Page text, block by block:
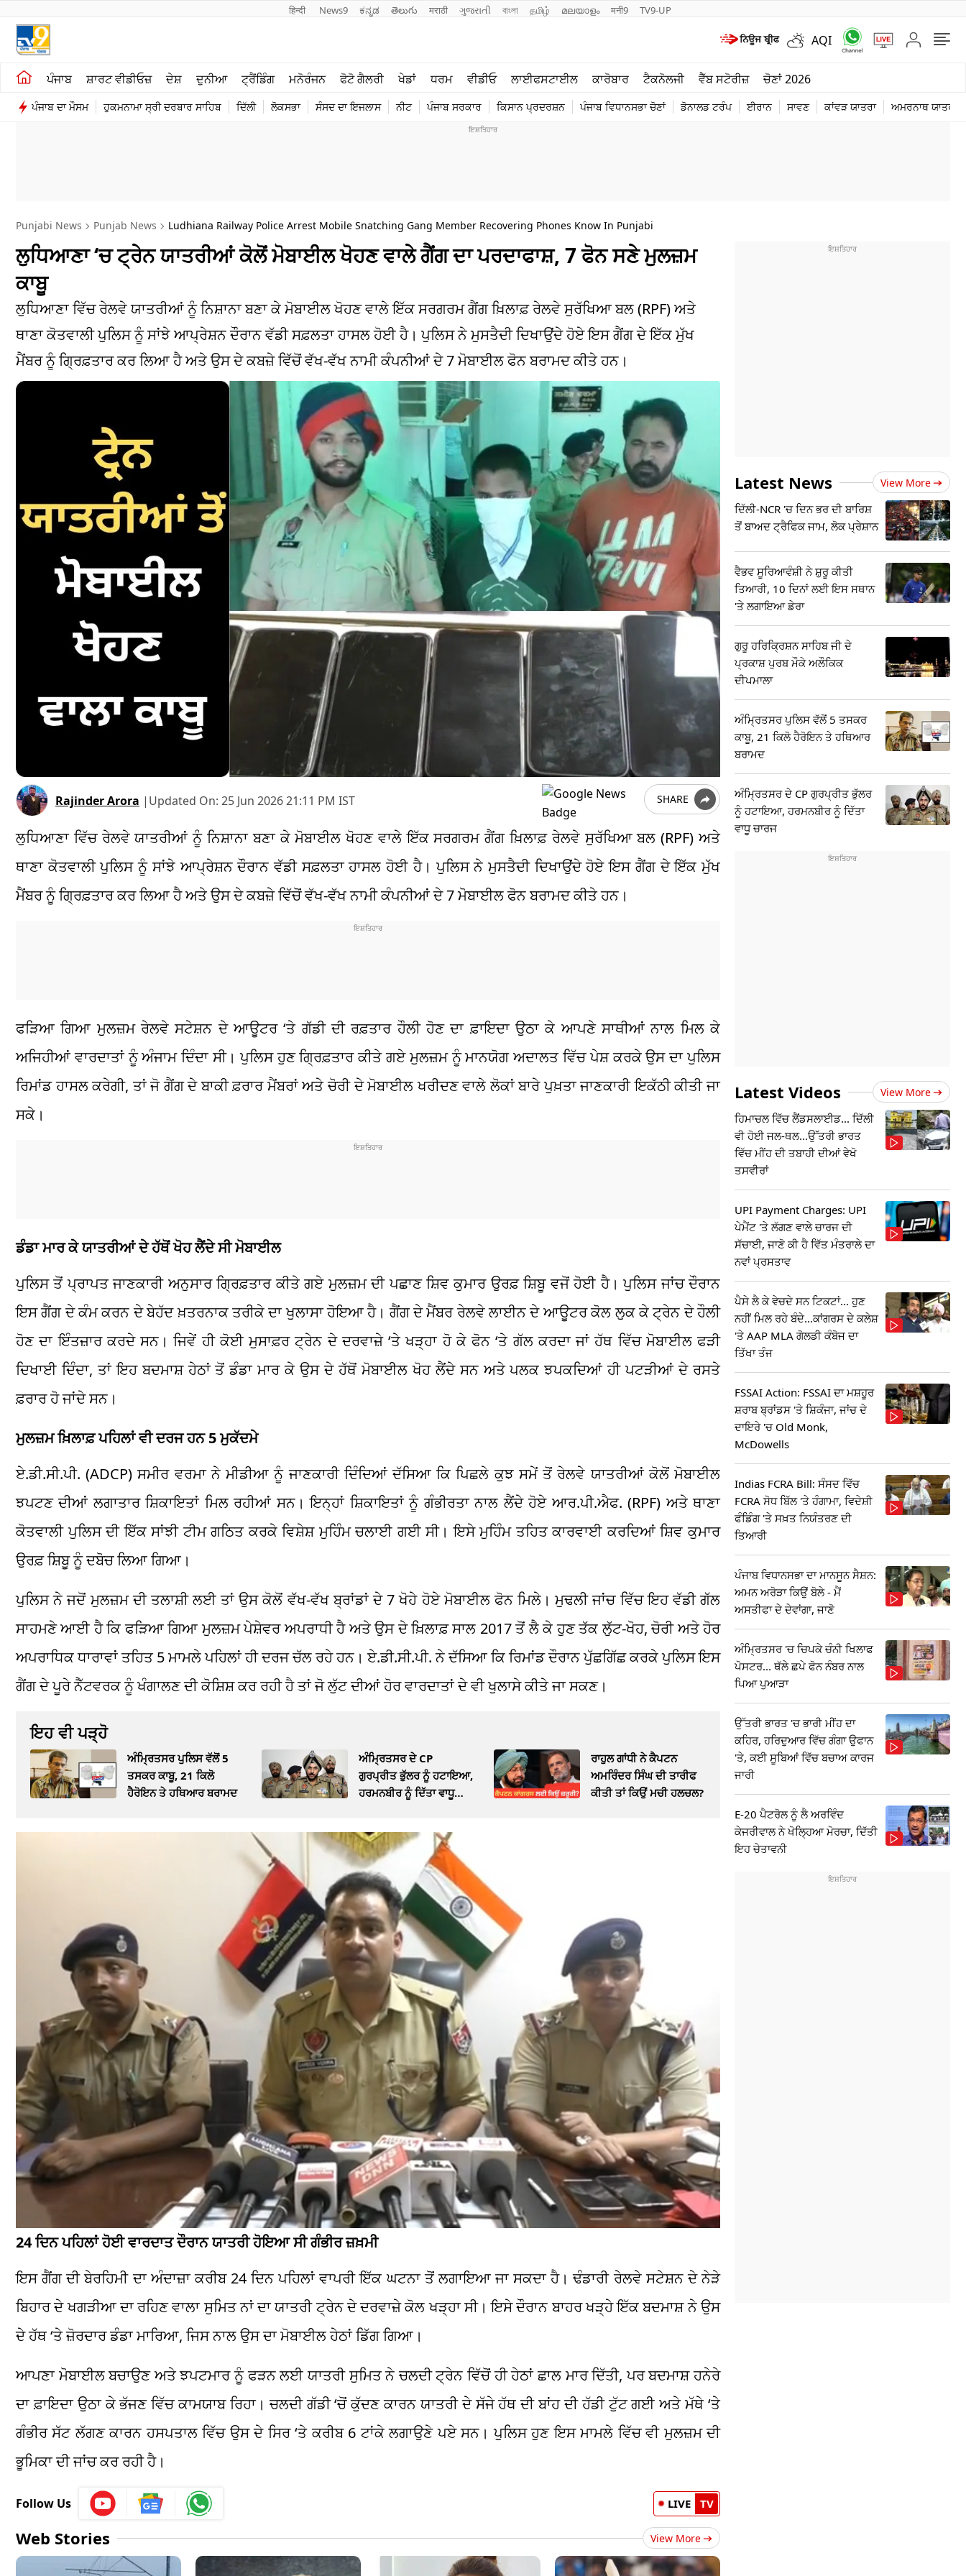
हिन्दी News9 ಕನ್ನಡ తెలుగు मराठी ગુજરાતી বাংলা தமிழ் മലയാളം मनी9 TV9-UP
AQI
ਪੰਜਾਬ ਸ਼ਾਰਟ ਵੀਡੀਓਜ਼ ਦੇਸ਼ ਦੁਨੀਆ ਟ੍ਰੈਂਡਿੰਗ ਮਨੋਰੰਜਨ ਫੋਟੋ ਗੈਲਰੀ ਖੇਡਾਂ ਧਰਮ ਵੀਡੀਓ ਲਾਈਫਸਟਾਈਲ ਕਾਰੋਬਾਰ ਟੈਕਨੋਲਜੀ ਵੈੱਬ ਸਟੋਰੀਜ਼ ਚੋਣਾਂ 2026
ਪੰਜਾਬ ਦਾ ਮੌਸਮ ਹੁਕਮਨਾਮਾ ਸ੍ਰੀ ਦਰਬਾਰ ਸਾਹਿਬ ਦਿੱਲੀ ਲੋਕਸਭਾ ਸੰਸਦ ਦਾ ਇਜਲਾਸ ਨੀਟ ਪੰਜਾਬ ਸਰਕਾਰ ਕਿਸਾਨ ਪ੍ਰਦਰਸ਼ਨ ਪੰਜਾਬ ਵਿਧਾਨਸਭਾ ਚੋਣਾਂ ਡੋਨਾਲਡ ਟਰੰਪ ਈਰਾਨ ਸਾਵਣ ਕਾਂਵੜ ਯਾਤਰਾ ਅਮਰਨਾਥ ਯਾਤਰਾ
ਖੇਤੀਬਾੜੀ
ਸ਼ਾਰਟ ਵੀਡੀਓਜ਼
ਮਨੋਰੰਜਨ
ਪੰਜਾਬ
ਟੈਕਨੋਲਜੀ
ਦੁਨੀਆ
Punjabi News Punjab News Ludhiana Railway Police Arrest Mobile Snatching Gang Member Recovering Phones Know In Punjabi
ਲੁਧਿਆਣਾ ‘ਚ ਟ੍ਰੇਨ ਯਾਤਰੀਆਂ ਕੋਲੋਂ ਮੋਬਾਈਲ ਖੋਹਣ ਵਾਲੇ ਗੈਂਗ ਦਾ ਪਰਦਾਫਾਸ਼, 7 ਫੋਨ ਸਣੇ ਮੁਲਜ਼ਮ
ਕਾਬੂ
ਲੁਧਿਆਣਾ ਵਿੱਚ ਰੇਲਵੇ ਯਾਤਰੀਆਂ ਨੂੰ ਨਿਸ਼ਾਨਾ ਬਣਾ ਕੇ ਮੋਬਾਈਲ ਖੋਹਣ ਵਾਲੇ ਇੱਕ ਸਰਗਰਮ ਗੈਂਗ ਖ਼ਿਲਾਫ਼ ਰੇਲਵੇ ਸੁਰੱਖਿਆ ਬਲ (RPF) ਅਤੇ
ਥਾਣਾ ਕੋਤਵਾਲੀ ਪੁਲਿਸ ਨੂੰ ਸਾਂਝੇ ਆਪ੍ਰੇਸ਼ਨ ਦੌਰਾਨ ਵੱਡੀ ਸਫ਼ਲਤਾ ਹਾਸਲ ਹੋਈ ਹੈ। ਪੁਲਿਸ ਨੇ ਮੁਸਤੈਦੀ ਦਿਖਾਉਂਦੇ ਹੋਏ ਇਸ ਗੈਂਗ ਦੇ ਇੱਕ ਮੁੱਖ
ਮੈਂਬਰ ਨੂੰ ਗ੍ਰਿਫ਼ਤਾਰ ਕਰ ਲਿਆ ਹੈ ਅਤੇ ਉਸ ਦੇ ਕਬਜ਼ੇ ਵਿੱਚੋਂ ਵੱਖ-ਵੱਖ ਨਾਮੀ ਕੰਪਨੀਆਂ ਦੇ 7 ਮੋਬਾਈਲ ਫੋਨ ਬਰਾਮਦ ਕੀਤੇ ਹਨ।
Rajinder Arora | Updated On: 25 Jun 2026 21:11 PM IST SHARE
ਲੁਧਿਆਣਾ ਵਿੱਚ ਰੇਲਵੇ ਯਾਤਰੀਆਂ ਨੂੰ ਨਿਸ਼ਾਨਾ ਬਣਾ ਕੇ ਮੋਬਾਈਲ ਖੋਹਣ ਵਾਲੇ ਇੱਕ ਸਰਗਰਮ ਗੈਂਗ ਖ਼ਿਲਾਫ਼ ਰੇਲਵੇ ਸੁਰੱਖਿਆ ਬਲ (RPF) ਅਤੇ
ਥਾਣਾ ਕੋਤਵਾਲੀ ਪੁਲਿਸ ਨੂੰ ਸਾਂਝੇ ਆਪ੍ਰੇਸ਼ਨ ਦੌਰਾਨ ਵੱਡੀ ਸਫ਼ਲਤਾ ਹਾਸਲ ਹੋਈ ਹੈ। ਪੁਲਿਸ ਨੇ ਮੁਸਤੈਦੀ ਦਿਖਾਉਂਦੇ ਹੋਏ ਇਸ ਗੈਂਗ ਦੇ ਇੱਕ ਮੁੱਖ
ਮੈਂਬਰ ਨੂੰ ਗ੍ਰਿਫ਼ਤਾਰ ਕਰ ਲਿਆ ਹੈ ਅਤੇ ਉਸ ਦੇ ਕਬਜ਼ੇ ਵਿੱਚੋਂ ਵੱਖ-ਵੱਖ ਨਾਮੀ ਕੰਪਨੀਆਂ ਦੇ 7 ਮੋਬਾਈਲ ਫੋਨ ਬਰਾਮਦ ਕੀਤੇ ਹਨ।
ਫੜਿਆ ਗਿਆ ਮੁਲਜ਼ਮ ਰੇਲਵੇ ਸਟੇਸ਼ਨ ਦੇ ਆਊਟਰ ‘ਤੇ ਗੱਡੀ ਦੀ ਰਫ਼ਤਾਰ ਹੌਲੀ ਹੋਣ ਦਾ ਫ਼ਾਇਦਾ ਉਠਾ ਕੇ ਆਪਣੇ ਸਾਥੀਆਂ ਨਾਲ ਮਿਲ ਕੇ
ਅਜਿਹੀਆਂ ਵਾਰਦਾਤਾਂ ਨੂੰ ਅੰਜਾਮ ਦਿੰਦਾ ਸੀ। ਪੁਲਿਸ ਹੁਣ ਗ੍ਰਿਫ਼ਤਾਰ ਕੀਤੇ ਗਏ ਮੁਲਜ਼ਮ ਨੂੰ ਮਾਨਯੋਗ ਅਦਾਲਤ ਵਿੱਚ ਪੇਸ਼ ਕਰਕੇ ਉਸ ਦਾ ਪੁਲਿਸ
ਰਿਮਾਂਡ ਹਾਸਲ ਕਰੇਗੀ, ਤਾਂ ਜੋ ਗੈਂਗ ਦੇ ਬਾਕੀ ਫ਼ਰਾਰ ਮੈਂਬਰਾਂ ਅਤੇ ਚੋਰੀ ਦੇ ਮੋਬਾਈਲ ਖਰੀਦਣ ਵਾਲੇ ਲੋਕਾਂ ਬਾਰੇ ਪੁਖ਼ਤਾ ਜਾਣਕਾਰੀ ਇਕੱਠੀ ਕੀਤੀ ਜਾ
ਸਕੇ।
ਡੰਡਾ ਮਾਰ ਕੇ ਯਾਤਰੀਆਂ ਦੇ ਹੱਥੋਂ ਖੋਹ ਲੈਂਦੇ ਸੀ ਮੋਬਾਈਲ
ਪੁਲਿਸ ਤੋਂ ਪ੍ਰਾਪਤ ਜਾਣਕਾਰੀ ਅਨੁਸਾਰ ਗ੍ਰਿਫ਼ਤਾਰ ਕੀਤੇ ਗਏ ਮੁਲਜ਼ਮ ਦੀ ਪਛਾਣ ਸ਼ਿਵ ਕੁਮਾਰ ਉਰਫ਼ ਸ਼ਿਬੂ ਵਜੋਂ ਹੋਈ ਹੈ। ਪੁਲਿਸ ਜਾਂਚ ਦੌਰਾਨ
ਇਸ ਗੈਂਗ ਦੇ ਕੰਮ ਕਰਨ ਦੇ ਬੇਹੱਦ ਖ਼ਤਰਨਾਕ ਤਰੀਕੇ ਦਾ ਖੁਲਾਸਾ ਹੋਇਆ ਹੈ। ਗੈਂਗ ਦੇ ਮੈਂਬਰ ਰੇਲਵੇ ਲਾਈਨ ਦੇ ਆਊਟਰ ਕੋਲ ਲੁਕ ਕੇ ਟ੍ਰੇਨ ਦੇ ਹੌਲੀ
ਹੋਣ ਦਾ ਇੰਤਜ਼ਾਰ ਕਰਦੇ ਸਨ। ਜਿਵੇਂ ਹੀ ਕੋਈ ਮੁਸਾਫ਼ਰ ਟ੍ਰੇਨ ਦੇ ਦਰਵਾਜ਼ੇ ‘ਤੇ ਖੜ੍ਹਾ ਹੋ ਕੇ ਫੋਨ ‘ਤੇ ਗੱਲ ਕਰਦਾ ਜਾਂ ਹੱਥ ਵਿੱਚ ਮੋਬਾਈਲ ਫੜੀ
ਦਿਖਾਈ ਦਿੰਦਾ, ਤਾਂ ਇਹ ਬਦਮਾਸ਼ ਹੇਠਾਂ ਤੋਂ ਡੰਡਾ ਮਾਰ ਕੇ ਉਸ ਦੇ ਹੱਥੋਂ ਮੋਬਾਈਲ ਖੋਹ ਲੈਂਦੇ ਸਨ ਅਤੇ ਪਲਕ ਝਪਕਦਿਆਂ ਹੀ ਪਟੜੀਆਂ ਦੇ ਰਸਤੇ
ਫ਼ਰਾਰ ਹੋ ਜਾਂਦੇ ਸਨ।
ਮੁਲਜ਼ਮ ਖ਼ਿਲਾਫ਼ ਪਹਿਲਾਂ ਵੀ ਦਰਜ ਹਨ 5 ਮੁਕੱਦਮੇ
ਏ.ਡੀ.ਸੀ.ਪੀ. (ADCP) ਸਮੀਰ ਵਰਮਾ ਨੇ ਮੀਡੀਆ ਨੂੰ ਜਾਣਕਾਰੀ ਦਿੰਦਿਆਂ ਦੱਸਿਆ ਕਿ ਪਿਛਲੇ ਕੁਝ ਸਮੇਂ ਤੋਂ ਰੇਲਵੇ ਯਾਤਰੀਆਂ ਕੋਲੋਂ ਮੋਬਾਈਲ
ਝਪਟਣ ਦੀਆਂ ਲਗਾਤਾਰ ਸ਼ਿਕਾਇਤਾਂ ਮਿਲ ਰਹੀਆਂ ਸਨ। ਇਨ੍ਹਾਂ ਸ਼ਿਕਾਇਤਾਂ ਨੂੰ ਗੰਭੀਰਤਾ ਨਾਲ ਲੈਂਦੇ ਹੋਏ ਆਰ.ਪੀ.ਐਫ. (RPF) ਅਤੇ ਥਾਣਾ
ਕੋਤਵਾਲੀ ਪੁਲਿਸ ਦੀ ਇੱਕ ਸਾਂਝੀ ਟੀਮ ਗਠਿਤ ਕਰਕੇ ਵਿਸ਼ੇਸ਼ ਮੁਹਿੰਮ ਚਲਾਈ ਗਈ ਸੀ। ਇਸੇ ਮੁਹਿੰਮ ਤਹਿਤ ਕਾਰਵਾਈ ਕਰਦਿਆਂ ਸ਼ਿਵ ਕੁਮਾਰ
ਉਰਫ਼ ਸ਼ਿਬੂ ਨੂੰ ਦਬੋਚ ਲਿਆ ਗਿਆ।
ਪੁਲਿਸ ਨੇ ਜਦੋਂ ਮੁਲਜ਼ਮ ਦੀ ਤਲਾਸ਼ੀ ਲਈ ਤਾਂ ਉਸ ਕੋਲੋਂ ਵੱਖ-ਵੱਖ ਬ੍ਰਾਂਡਾਂ ਦੇ 7 ਖੋਹੇ ਹੋਏ ਮੋਬਾਈਲ ਫੋਨ ਮਿਲੇ। ਮੁਢਲੀ ਜਾਂਚ ਵਿੱਚ ਇਹ ਵੱਡੀ ਗੱਲ
ਸਾਹਮਣੇ ਆਈ ਹੈ ਕਿ ਫੜਿਆ ਗਿਆ ਮੁਲਜ਼ਮ ਪੇਸ਼ੇਵਰ ਅਪਰਾਧੀ ਹੈ ਅਤੇ ਉਸ ਦੇ ਖ਼ਿਲਾਫ਼ ਸਾਲ 2017 ਤੋਂ ਲੈ ਕੇ ਹੁਣ ਤੱਕ ਲੁੱਟ-ਖੋਹ, ਚੋਰੀ ਅਤੇ ਹੋਰ
ਅਪਰਾਧਿਕ ਧਾਰਾਵਾਂ ਤਹਿਤ 5 ਮਾਮਲੇ ਪਹਿਲਾਂ ਹੀ ਦਰਜ ਚੱਲ ਰਹੇ ਹਨ। ਏ.ਡੀ.ਸੀ.ਪੀ. ਨੇ ਦੱਸਿਆ ਕਿ ਰਿਮਾਂਡ ਦੌਰਾਨ ਪੁੱਛਗਿੱਛ ਕਰਕੇ ਪੁਲਿਸ ਇਸ
ਗੈਂਗ ਦੇ ਪੂਰੇ ਨੈੱਟਵਰਕ ਨੂੰ ਖੰਗਾਲਣ ਦੀ ਕੋਸ਼ਿਸ਼ ਕਰ ਰਹੀ ਹੈ ਤਾਂ ਜੋ ਲੁੱਟ ਦੀਆਂ ਹੋਰ ਵਾਰਦਾਤਾਂ ਦੇ ਵੀ ਖੁਲਾਸੇ ਕੀਤੇ ਜਾ ਸਕਣ।
ਇਹ ਵੀ ਪੜ੍ਹੋ
ਅੰਮ੍ਰਿਤਸਰ ਪੁਲਿਸ ਵੱਲੋਂ 5
ਤਸਕਰ ਕਾਬੂ, 21 ਕਿਲੋ
ਹੈਰੋਇਨ ਤੇ ਹਥਿਆਰ ਬਰਾਮਦ
ਅੰਮ੍ਰਿਤਸਰ ਦੇ CP
ਗੁਰਪ੍ਰੀਤ ਭੁੱਲਰ ਨੂੰ ਹਟਾਇਆ,
ਹਰਮਨਬੀਰ ਨੂੰ ਦਿੱਤਾ ਵਾਧੂ
ਰਾਹੁਲ ਗਾਂਧੀ ਨੇ ਕੈਪਟਨ
ਅਮਰਿੰਦਰ ਸਿੰਘ ਦੀ ਤਾਰੀਫ
ਕੀਤੀ ਤਾਂ ਕਿਉਂ ਮਚੀ ਹਲਚਲ?
24 ਦਿਨ ਪਹਿਲਾਂ ਹੋਈ ਵਾਰਦਾਤ ਦੌਰਾਨ ਯਾਤਰੀ ਹੋਇਆ ਸੀ ਗੰਭੀਰ ਜ਼ਖ਼ਮੀ
ਇਸ ਗੈਂਗ ਦੀ ਬੇਰਹਿਮੀ ਦਾ ਅੰਦਾਜ਼ਾ ਕਰੀਬ 24 ਦਿਨ ਪਹਿਲਾਂ ਵਾਪਰੀ ਇੱਕ ਘਟਨਾ ਤੋਂ ਲਗਾਇਆ ਜਾ ਸਕਦਾ ਹੈ। ਢੰਡਾਰੀ ਰੇਲਵੇ ਸਟੇਸ਼ਨ ਦੇ ਨੇੜੇ
ਬਿਹਾਰ ਦੇ ਖਗੜੀਆ ਦਾ ਰਹਿਣ ਵਾਲਾ ਸੁਮਿਤ ਨਾਂ ਦਾ ਯਾਤਰੀ ਟ੍ਰੇਨ ਦੇ ਦਰਵਾਜ਼ੇ ਕੋਲ ਖੜ੍ਹਾ ਸੀ। ਇਸੇ ਦੌਰਾਨ ਬਾਹਰ ਖੜ੍ਹੇ ਇੱਕ ਬਦਮਾਸ਼ ਨੇ ਉਸ
ਦੇ ਹੱਥ ‘ਤੇ ਜ਼ੋਰਦਾਰ ਡੰਡਾ ਮਾਰਿਆ, ਜਿਸ ਨਾਲ ਉਸ ਦਾ ਮੋਬਾਈਲ ਹੇਠਾਂ ਡਿੱਗ ਗਿਆ।
ਆਪਣਾ ਮੋਬਾਈਲ ਬਚਾਉਣ ਅਤੇ ਝਪਟਮਾਰ ਨੂੰ ਫੜਨ ਲਈ ਯਾਤਰੀ ਸੁਮਿਤ ਨੇ ਚਲਦੀ ਟ੍ਰੇਨ ਵਿੱਚੋਂ ਹੀ ਹੇਠਾਂ ਛਾਲ ਮਾਰ ਦਿੱਤੀ, ਪਰ ਬਦਮਾਸ਼ ਹਨੇਰੇ
ਦਾ ਫ਼ਾਇਦਾ ਉਠਾ ਕੇ ਭੱਜਣ ਵਿੱਚ ਕਾਮਯਾਬ ਰਿਹਾ। ਚਲਦੀ ਗੱਡੀ ‘ਚੋਂ ਕੁੱਦਣ ਕਾਰਨ ਯਾਤਰੀ ਦੇ ਸੱਜੇ ਹੱਥ ਦੀ ਬਾਂਹ ਦੀ ਹੱਡੀ ਟੁੱਟ ਗਈ ਅਤੇ ਮੱਥੇ ‘ਤੇ
ਗੰਭੀਰ ਸੱਟ ਲੱਗਣ ਕਾਰਨ ਹਸਪਤਾਲ ਵਿੱਚ ਉਸ ਦੇ ਸਿਰ ‘ਤੇ ਕਰੀਬ 6 ਟਾਂਕੇ ਲਗਾਉਣੇ ਪਏ ਸਨ। ਪੁਲਿਸ ਹੁਣ ਇਸ ਮਾਮਲੇ ਵਿੱਚ ਵੀ ਮੁਲਜ਼ਮ ਦੀ
ਭੂਮਿਕਾ ਦੀ ਜਾਂਚ ਕਰ ਰਹੀ ਹੈ।
Follow Us LIVE TV
Web Stories View More
Latest News View More
ਦਿੱਲੀ-NCR 'ਚ ਦਿਨ ਭਰ ਦੀ ਬਾਰਿਸ਼
ਤੋਂ ਬਾਅਦ ਟ੍ਰੈਫਿਕ ਜਾਮ, ਲੋਕ ਪ੍ਰੇਸ਼ਾਨ
ਵੈਭਵ ਸੂਰਿਆਵੰਸ਼ੀ ਨੇ ਸ਼ੁਰੂ ਕੀਤੀ
ਤਿਆਰੀ, 10 ਦਿਨਾਂ ਲਈ ਇਸ ਸਥਾਨ
'ਤੇ ਲਗਾਇਆ ਡੇਰਾ
ਗੁਰੂ ਹਰਿਕ੍ਰਿਸ਼ਨ ਸਾਹਿਬ ਜੀ ਦੇ
ਪ੍ਰਕਾਸ਼ ਪੁਰਬ ਮੌਕੇ ਅਲੌਕਿਕ
ਦੀਪਮਾਲਾ
ਅੰਮ੍ਰਿਤਸਰ ਪੁਲਿਸ ਵੱਲੋਂ 5 ਤਸਕਰ
ਕਾਬੂ, 21 ਕਿਲੋ ਹੈਰੋਇਨ ਤੇ ਹਥਿਆਰ
ਬਰਾਮਦ
ਅੰਮ੍ਰਿਤਸਰ ਦੇ CP ਗੁਰਪ੍ਰੀਤ ਭੁੱਲਰ
ਨੂੰ ਹਟਾਇਆ, ਹਰਮਨਬੀਰ ਨੂੰ ਦਿੱਤਾ
ਵਾਧੂ ਚਾਰਜ
Latest Videos View More
ਹਿਮਾਚਲ ਵਿੱਚ ਲੈਂਡਸਲਾਈਡ... ਦਿੱਲੀ
ਵੀ ਹੋਈ ਜਲ-ਥਲ...ਉੱਤਰੀ ਭਾਰਤ
ਵਿੱਚ ਮੀਂਹ ਦੀ ਤਬਾਹੀ ਦੀਆਂ ਵੇਖੋ
ਤਸਵੀਰਾਂ
UPI Payment Charges: UPI
ਪੇਮੈਂਟ 'ਤੇ ਲੱਗਣ ਵਾਲੇ ਚਾਰਜ ਦੀ
ਸੱਚਾਈ, ਜਾਣੋ ਕੀ ਹੈ ਵਿੱਤ ਮੰਤਰਾਲੇ ਦਾ
ਨਵਾਂ ਪ੍ਰਸਤਾਵ
ਪੈਸੇ ਲੈ ਕੇ ਵੇਚਦੇ ਸਨ ਟਿਕਟਾਂ... ਹੁਣ
ਨਹੀਂ ਮਿਲ ਰਹੇ ਬੰਦੇ...ਕਾਂਗਰਸ ਦੇ ਕਲੇਸ਼
'ਤੇ AAP MLA ਗੋਲਡੀ ਕੰਬੋਜ ਦਾ
ਤਿੱਖਾ ਤੰਜ
FSSAI Action: FSSAI ਦਾ ਮਸ਼ਹੂਰ
ਸ਼ਰਾਬ ਬ੍ਰਾਂਡਸ 'ਤੇ ਸ਼ਿਕੰਜਾ, ਜਾਂਚ ਦੇ
ਦਾਇਰੇ 'ਚ Old Monk,
McDowells
Indias FCRA Bill: ਸੰਸਦ ਵਿੱਚ
FCRA ਸੋਧ ਬਿੱਲ 'ਤੇ ਹੰਗਾਮਾ, ਵਿਦੇਸ਼ੀ
ਫੰਡਿੰਗ 'ਤੇ ਸਖ਼ਤ ਨਿਯੰਤਰਣ ਦੀ
ਤਿਆਰੀ
ਪੰਜਾਬ ਵਿਧਾਨਸਭਾ ਦਾ ਮਾਨਸੂਨ ਸੈਸ਼ਨ:
ਅਮਨ ਅਰੋੜਾ ਕਿਉਂ ਬੋਲੇ - ਮੈਂ
ਅਸਤੀਫਾ ਦੇ ਦੇਵਾਂਗਾ, ਜਾਣੋ
ਅੰਮ੍ਰਿਤਸਰ 'ਚ ਚਿਪਕੇ ਚੰਨੀ ਖਿਲਾਫ
ਪੋਸਟਰ... ਥੱਲੇ ਛਪੇ ਫੋਨ ਨੰਬਰ ਨਾਲ
ਪਿਆ ਪੁਆੜਾ
ਉੱਤਰੀ ਭਾਰਤ 'ਚ ਭਾਰੀ ਮੀਂਹ ਦਾ
ਕਹਿਰ, ਹਰਿਦੁਆਰ ਵਿੱਚ ਗੰਗਾ ਉਫਾਨ
'ਤੇ, ਕਈ ਸੂਬਿਆਂ ਵਿੱਚ ਬਚਾਅ ਕਾਰਜ
ਜਾਰੀ
E-20 ਪੈਟਰੋਲ ਨੂੰ ਲੈ ਅਰਵਿੰਦ
ਕੇਜਰੀਵਾਲ ਨੇ ਖੋਲ੍ਹਿਆ ਮੋਰਚਾ, ਦਿੱਤੀ
ਇਹ ਚੇਤਾਵਨੀ